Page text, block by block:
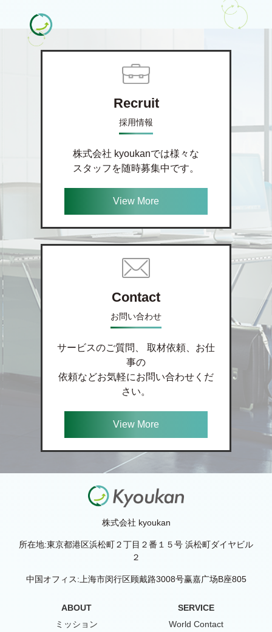
Recruit
採用情報
株式会社 kyoukanでは様々な
スタッフを随時募集中です。
View More
Contact
お問い合わせ
サービスのご質問、 取材依頼、お仕
事の
依頼などお気軽にお問い合わせくだ
さい。
View More
株式会社 kyoukan
所在地:東京都港区浜松町２丁目２番１５号 浜松町ダイヤビル
２
中国オフィス:上海市闵行区顾戴路3008号赢嘉广场B座805
ABOUT
ミッション
SERVICE
World Contact